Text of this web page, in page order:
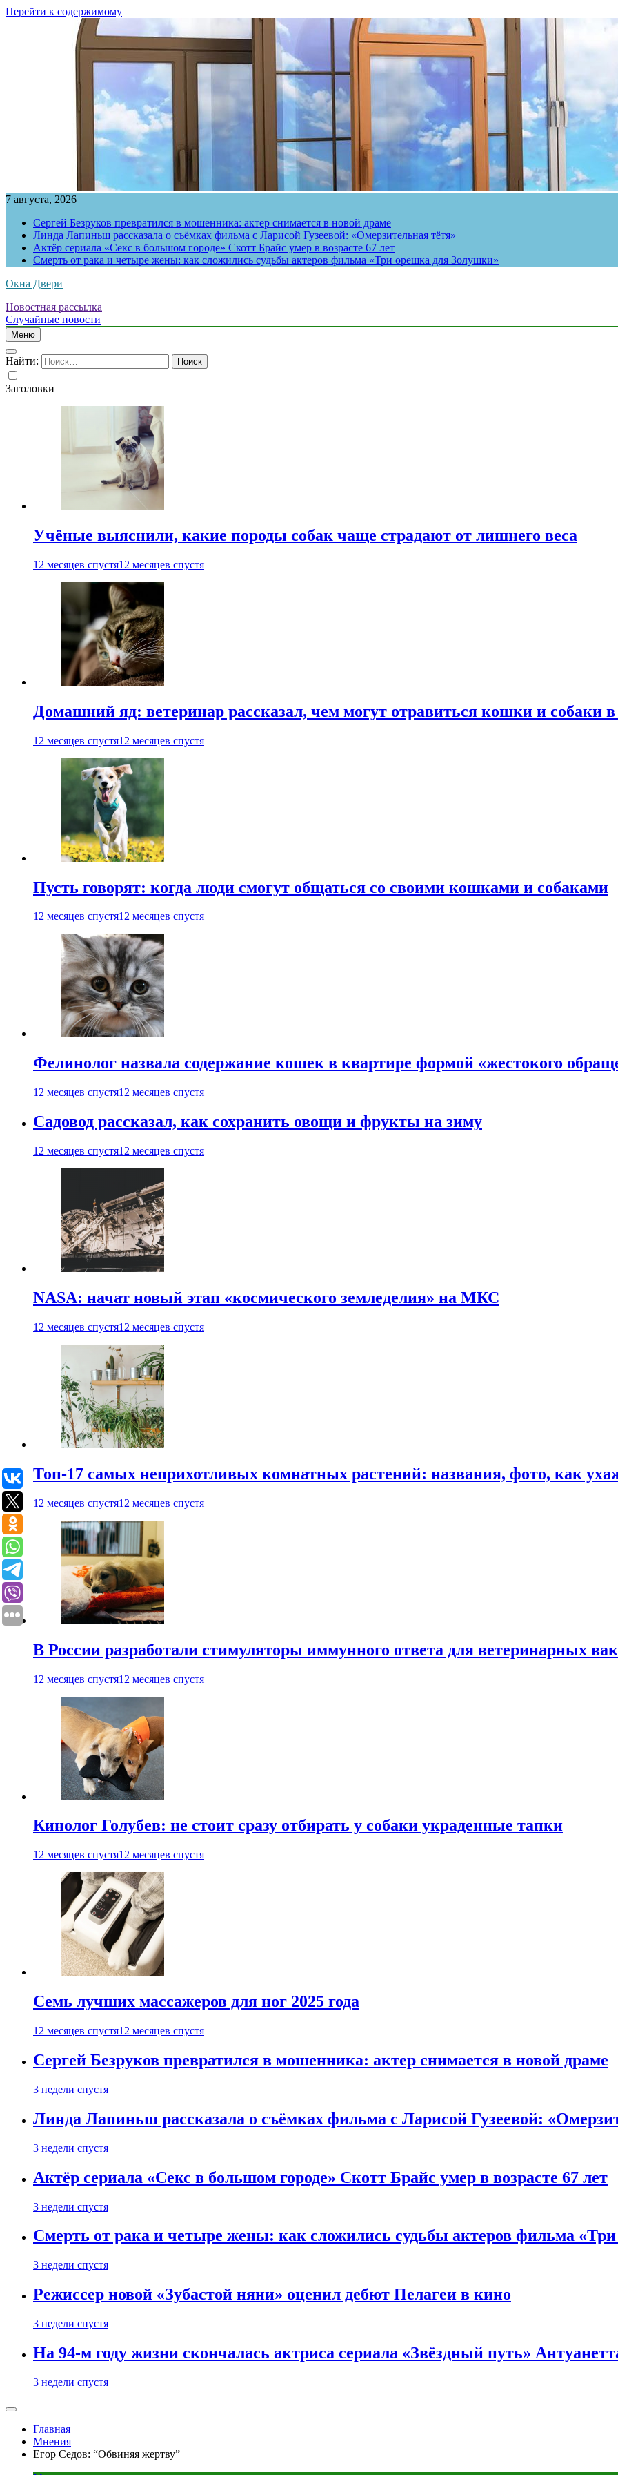
Перейти к содержимому
7 августа, 2026
Сергей Безруков превратился в мошенника: актер снимается в новой драме
Линда Лапиньш рассказала о съёмках фильма с Ларисой Гузеевой: «Омерзительная тётя»
Актёр сериала «Секс в большом городе» Скотт Брайс умер в возрасте 67 лет
Смерть от рака и четыре жены: как сложились судьбы актеров фильма «Три орешка для Золушки»
Окна Двери
Новостная рассылка
Случайные новости
Меню
Найти:
Заголовки
Учёные выяснили, какие породы собак чаще страдают от лишнего веса
12 месяцев спустя12 месяцев спустя
Домашний яд: ветеринар рассказал, чем могут отравиться кошки и собаки
12 месяцев спустя12 месяцев спустя
Пусть говорят: когда люди смогут общаться со своими кошками и собаками
12 месяцев спустя12 месяцев спустя
Фелинолог назвала содержание кошек в квартире формой «жестокого
12 месяцев спустя12 месяцев спустя
Садовод рассказал, как сохранить овощи и фрукты на зиму
12 месяцев спустя12 месяцев спустя
NASA: начат новый этап «космического земледелия» на МКС
12 месяцев спустя12 месяцев спустя
Топ-17 самых неприхотливых комнатных растений: названия, фото, как
12 месяцев спустя12 месяцев спустя
В России разработали стимуляторы иммунного ответа для ветеринарных
12 месяцев спустя12 месяцев спустя
Кинолог Голубев: не стоит сразу отбирать у собаки украденные тапки
12 месяцев спустя12 месяцев спустя
Семь лучших массажеров для ног 2025 года
12 месяцев спустя12 месяцев спустя
Сергей Безруков превратился в мошенника: актер снимается в новой драме
3 недели спустя
Линда Лапиньш рассказала о съёмках фильма с Ларисой Гузеевой:
3 недели спустя
Актёр сериала «Секс в большом городе» Скотт Брайс умер в возрасте 67 лет
3 недели спустя
Смерть от рака и четыре жены: как сложились судьбы актеров фильма
3 недели спустя
Режиссер новой «Зубастой няни» оценил дебют Пелагеи в кино
3 недели спустя
На 94-м году жизни скончалась актриса сериала «Звёздный путь»
3 недели спустя
Главная
Мнения
Егор Седов: “Обвиняя жертву”